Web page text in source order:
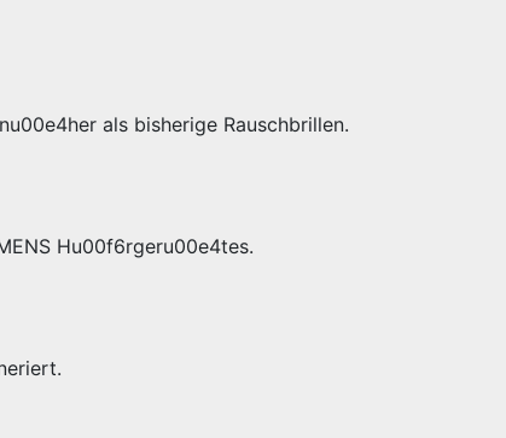
als bisherige Rauschbrillen.
Hu00f6rgeru00e4tes.